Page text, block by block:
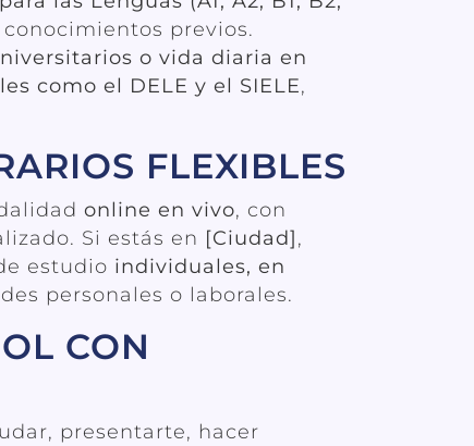
previos.
o vida diaria en
como el DELE y el SIELE,
FLEXIBLES
online en vivo, con
Si estás en [Ciudad],
estudio individuales, en
personales o laborales.
CON
presentarte, hacer